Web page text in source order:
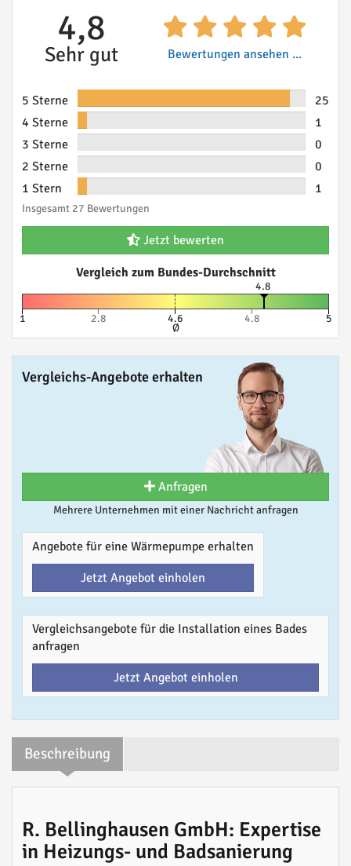
4,8
Sehr gut Bewertungen ansehen ...
5 Sterne
25
4 Sterne
1
3 Sterne
0
2 Sterne
0
1 Stern
1
Insgesamt 27 Bewertungen
Jetzt bewerten
Vergleich zum Bundes-Durchschnitt
4.8
1 2.8 4.6
Ø
4.8 5
Vergleichs-Angebote erhalten
Anfragen
Mehrere Unternehmen mit einer Nachricht anfragen
Angebote für eine Wärmepumpe erhalten
Jetzt Angebot einholen
Vergleichsangebote für die Installation eines Bades
anfragen
Jetzt Angebot einholen
Beschreibung
R. Bellinghausen GmbH: Expertise
in Heizungs- und Badsanierung